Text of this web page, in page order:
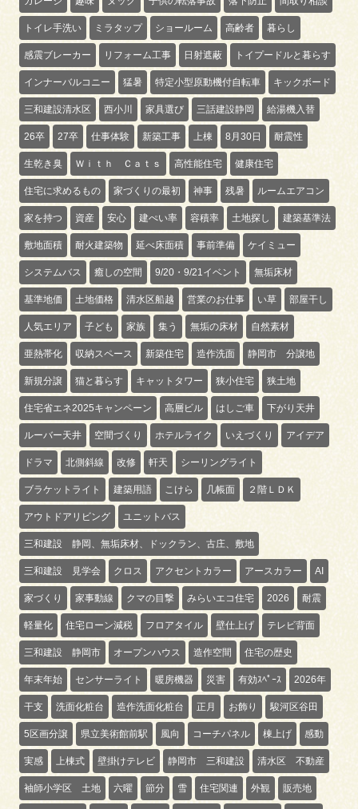
トイレ手洗い ミラタップ ショールーム 高齢者 暮らし
感震ブレーカー リフォーム工事 日射遮蔽 トイプードルと暮らす
インナーバルコニー 猛暑 特定小型原動機付自転車 キックボード
三和建設清水区 西小川 家具選び 三話建設静岡 給湯機入替
26卒 27卒 仕事体験 新築工事 上棟 8月30日 耐震性
生乾き臭 Ｗｉｔｈ Ｃａｔｓ 高性能住宅 健康住宅
住宅に求めるもの 家づくりの最初 神事 残暑 ルームエアコン
家を持つ 資産 安心 建ぺい率 容積率 土地探し 建築基準法
敷地面積 耐火建築物 延べ床面積 事前準備 ケイミュー
システムバス 癒しの空間 9/20・9/21イベント 無垢床材
基準地価 土地価格 清水区船越 営業のお仕事 い草 部屋干し
人気エリア 子ども 家族 集う 無垢の床材 自然素材
亜熱帯化 収納スペース 新築住宅 造作洗面 静岡市 分譲地
新規分譲 猫と暮らす キャットタワー 狭小住宅 狭土地
住宅省エネ2025キャンペーン 高層ビル はしご車 下がり天井
ルーバー天井 空間づくり ホテルライク いえづくり アイデア
ドラマ 北側斜線 改修 軒天 シーリングライト
ブラケットライト 建築用語 こけら 几帳面 ２階ＬＤＫ
アウトドアリビング ユニットバス
三和建設 静岡、無垢床材、ドックラン、古庄、敷地
三和建設 見学会 クロス アクセントカラー アースカラー AI
家づくり 家事動線 クマの目撃 みらいエコ住宅 2026 耐震
軽量化 住宅ローン減税 フロアタイル 壁仕上げ テレビ背面
三和建設 静岡市 オープンハウス 造作空間 住宅の歴史
年末年始 センサーライト 暖房機器 災害 有効ｽﾍﾟｰｽ 2026年
干支 洗面化粧台 造作洗面化粧台 正月 お飾り 駿河区谷田
5区画分譲 県立美術館前駅 風向 コーチパネル 棟上げ 感動
実感 上棟式 壁掛けテレビ 静岡市 三和建設 清水区 不動産
袖師小学区 土地 六曜 節分 雪 住宅関連 外観 販売地